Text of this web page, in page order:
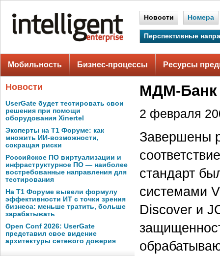
Новости Номера
Перспективные
Мобильность Бизнес-процессы Ресурсы
Новости
UserGate будет тестировать свои
решения при помощи
оборудования Xinertel
Эксперты на Т1 Форуме: как
множить ИИ-возможности,
сокращая риски
Российское ПО виртуализации и
инфраструктурное ПО — наиболее
востребованные направления для
тестирования
На Т1 Форуме вывели формулу
эффективности ИТ с точки зрения
бизнеса: меньше тратить, больше
зарабатывать
Open Conf 2026: UserGate
представил свое видение
архитектуры сетевого доверия
МДМ-Банк
2 февраля
Завершены
стандарт
системами
Discover и